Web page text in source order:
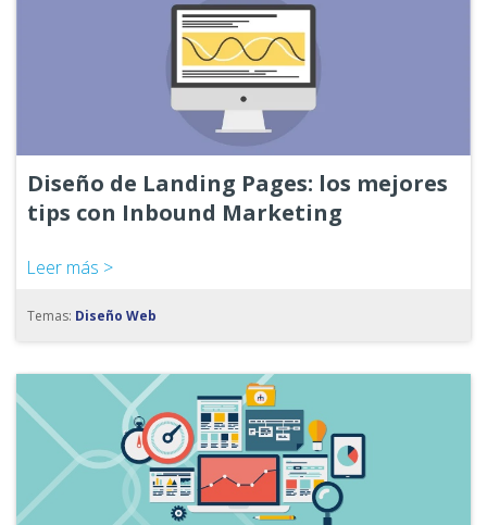
Diseño de Landing Pages: los mejores
tips con Inbound Marketing
Leer más >
Temas: Diseño Web